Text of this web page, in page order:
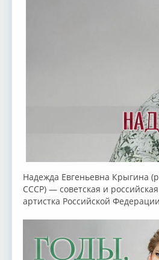
Надежда Евгеньевна Крыгина
СССР) — советская и
артистка Российской